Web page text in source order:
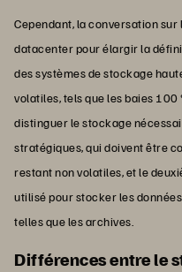
Cependant, la conversation sur
datacenter pour élargir la
des systèmes de stockage
volatiles, tels que les baies 100
distinguer le stockage
stratégiques, qui doivent être
restant non volatiles, et le
utilisé pour stocker les
telles que les archives.
Différences entre le